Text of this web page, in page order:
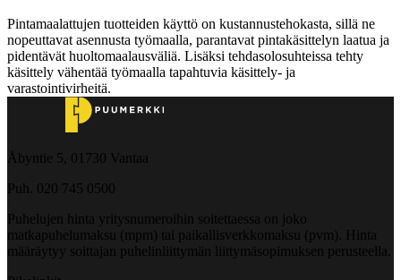
Pintamaalattujen tuotteiden käyttö on kustannustehokasta, sillä ne
nopeuttavat asennusta työmaalla, parantavat pintakäsittelyn laatua ja
pidentävät huoltomaalausväliä. Lisäksi tehdasolosuhteissa tehty
käsittely vähentää työmaalla tapahtuvia käsittely- ja
varastointivirheitä.
Åbyntie 5, 01730 Vantaa
Puh. 020 745 0500
Puhelujen hinta yritysnumeroihin soitettaessa on joko
matkapuhelumaksu (mpm) tai paikallisverkkomaksu (pvm). Hinta
määräytyy soittajan puhelinliittymän liittymäsopimuksen perusteella.